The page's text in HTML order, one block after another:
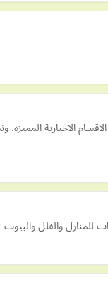
الاخبارية المميزة.
والفلل والبيوت